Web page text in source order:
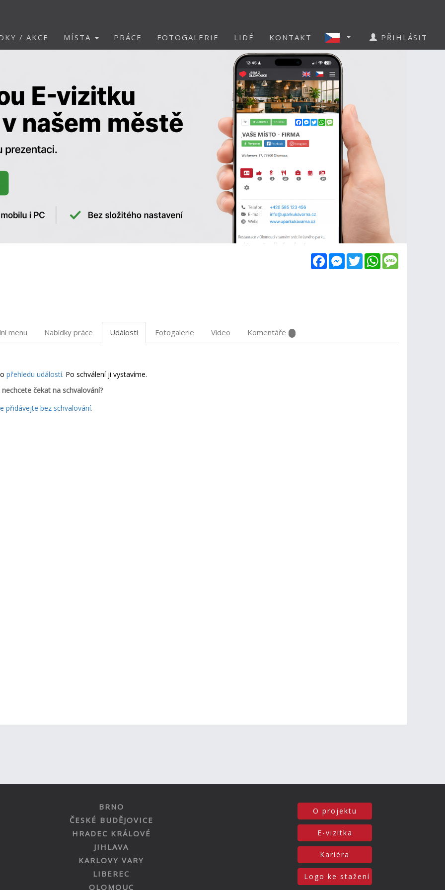
/ AKCE MÍSTA PRÁCE FOTOGALERIE LIDÉ KONTAKT PŘIHLÁSIT
FacebookMessenger
TwitterWhatsApp
menu Nabídky práce Události Fotogalerie Video Komentáře
přehledu událostí. Po schválení ji vystavíme.
čekat na schvalování?
přidávejte bez schvalování.
BRNO
ČESKÉ BUDĚJOVICE
HRADEC KRÁLOVÉ
JIHLAVA
KARLOVY VARY
LIBEREC
OLOMOUC
O projektu
E-vizitka
Kariéra
Logo ke stažení